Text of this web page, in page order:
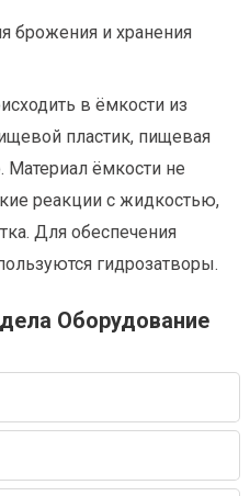
брожения и хранения
в ёмкости из
пластик, пищевая
Материал ёмкости не
реакции с жидкостью,
Для обеспечения
гидрозатворы.
Оборудование